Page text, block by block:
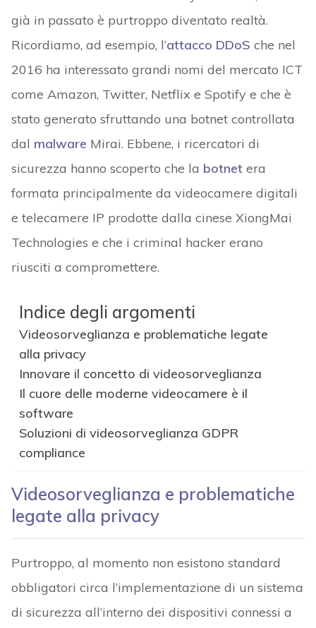
già in passato è purtroppo diventato realtà.
Ricordiamo, ad esempio, l’attacco DDoS che nel
2016 ha interessato grandi nomi del mercato ICT
come Amazon, Twitter, Netflix e Spotify e che è
stato generato sfruttando una botnet controllata
dal malware Mirai. Ebbene, i ricercatori di
sicurezza hanno scoperto che la botnetera
formata principalmente da videocamere digitali
e telecamere IP prodotte dalla cinese XiongMai
Technologies e che i criminal hacker erano
riusciti a compromettere.
Indice degli argomenti
Videosorveglianza e problematiche legate
alla privacy
Innovare il concetto di videosorveglianza
Il cuore delle moderne videocamere è il
software
Soluzioni di videosorveglianza GDPR
compliance
Videosorveglianza e problematiche
legate alla privacy
Purtroppo, al momento non esistono standard
obbligatori circa l’implementazione di un sistema
di sicurezza all’interno dei dispositivi connessi a